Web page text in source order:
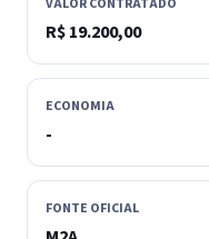
R$ 19.200,00
ECONOMIA
-
FONTE OFICIAL